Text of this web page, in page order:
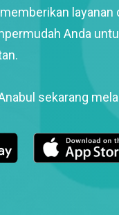
Anda
sekarang